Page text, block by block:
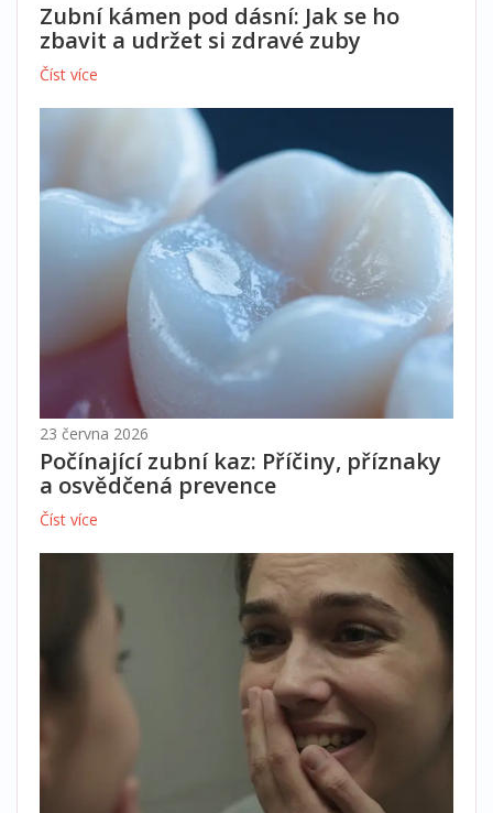
Zubní kámen pod dásní: Jak se ho
zbavit a udržet si zdravé zuby
Číst více
23 června 2026
Počínající zubní kaz: Příčiny, příznaky
a osvědčená prevence
Číst více